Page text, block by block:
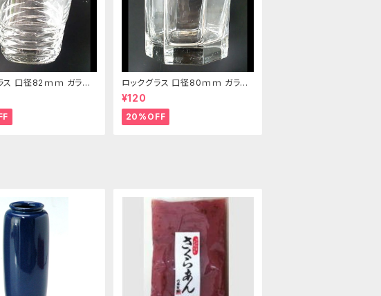
ス 口径82ｍｍ ガラス
ロックグラス 口径80ｍｍ ガラス
製 220cc
¥120
20%OFF